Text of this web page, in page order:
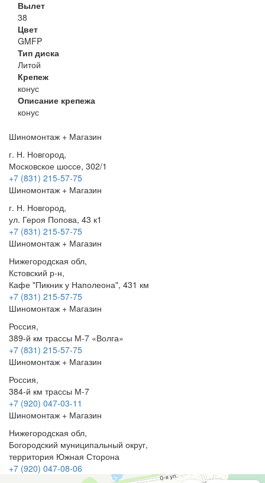
Вылет
38
Цвет
GMFP
Тип диска
Литой
Крепеж
конус
Описание крепежа
конус
Шиномонтаж + Магазин
г. Н. Новгород,
Московское шоссе, 302/1
+7 (831) 215-57-75
Шиномонтаж + Магазин
г. Н. Новгород,
ул. Героя Попова, 43 к1
+7 (831) 215-57-75
Шиномонтаж + Магазин
Нижегородская обл,
Кстовский р-н,
Кафе "Пикник у Наполеона", 431 км
+7 (831) 215-57-75
Шиномонтаж + Магазин
Россия,
389-й км трассы М-7 «Волга»
+7 (831) 215-57-75
Шиномонтаж + Магазин
Россия,
384-й км трассы М-7
+7 (920) 047-03-11
Шиномонтаж + Магазин
Нижегородская обл,
Богородский муниципальный округ,
территория Южная Сторона
+7 (920) 047-08-06